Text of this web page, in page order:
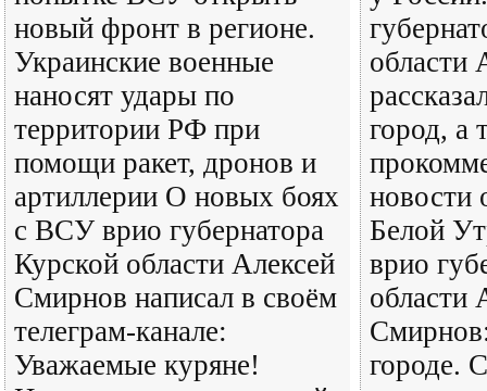
новый фронт в регионе.
Украинские военные
наносят удары по
территории РФ при
помощи ракет, дронов и
артиллерии О новых боях
с ВСУ врио губернатора
Курской области Алексей
Смирнов написал в своём
телеграм-канале:
Уважаемые куряне!
области
город, а
новости
Белой
врио
области
городе.